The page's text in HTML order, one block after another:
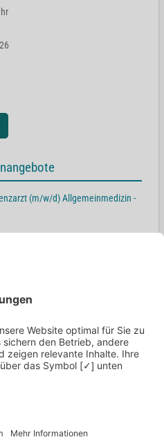
(m/w/d) Allgemeinmedizin -
Medizin (m/w/d) - keine Dienste -
Jahresgehalt
- keine Dienste - 92.000-
Medizin (m/w/d) - keine Dienste -
€ Jahresgehalt
Medizin (m/w/d) - keine Dienste -